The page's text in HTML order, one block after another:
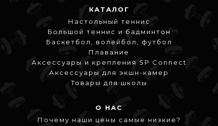
КАТАЛОГ
Настольный теннис
Большой теннис и бадминтон
Баскетбол, волейбол, футбол
Плавание
Аксессуары и крепления SP Connect
Аксессуары для экшн-камер
Товары для школы
О НАС
Почему наши цены самые низкие?